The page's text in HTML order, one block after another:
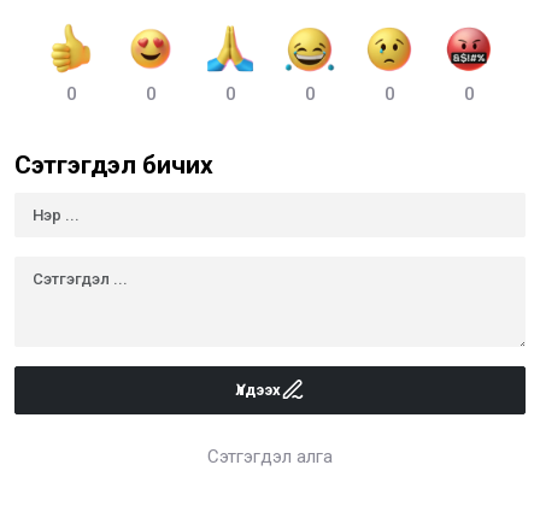
0 0 0 0 0 0
Сэтгэгдэл бичих
Үлдээх
Сэтгэгдэл алга